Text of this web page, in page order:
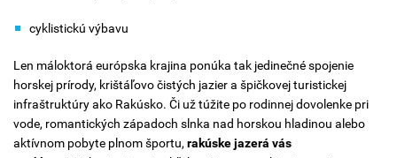
cyklistickú výbavu
Len máloktorá európska krajina ponúka tak jedinečné spojenie
horskej prírody, krištáľovo čistých jazier a špičkovej turistickej
infraštruktúry ako Rakúsko. Či už túžite po rodinnej dovolenke pri
vode, romantických západoch slnka nad horskou hladinou alebo
aktívnom pobyte plnom športu, rakúske jazerá vás